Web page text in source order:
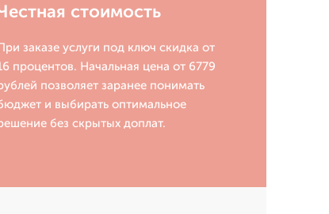
стоимость
заказе услуги под ключ скидка от
процентов. Начальная цена от 6779
позволяет заранее понимать
и выбирать оптимальное
без скрытых доплат.